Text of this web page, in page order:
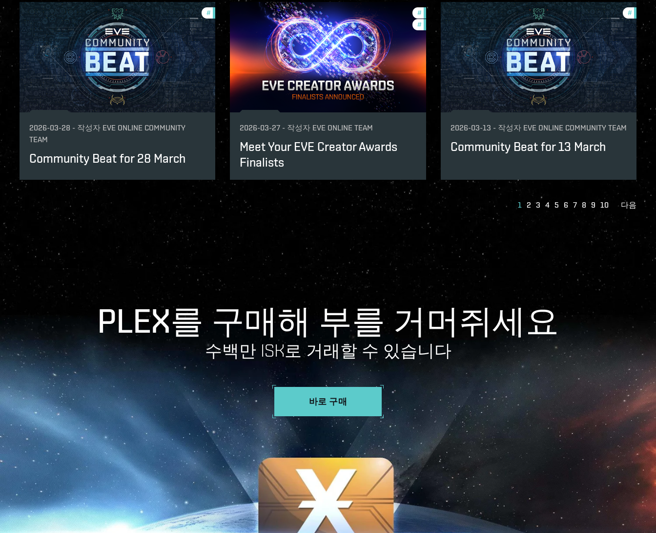
#
2026-03-28 - 작성자 EVE ONLINE COMMUNITY
TEAM
Community Beat for 28 March
#fanfest
#community
2026-03-27 - 작성자 EVE ONLINE TEAM
Meet Your EVE Creator Awards
Finalists
#
2026-03-13 - 작성자 EVE ONLINE COMMUNITY TEAM
Community Beat for 13 March
1 2 3 4 5 6 7 8 9 10 다음
PLEX를 구매해 부를 거머쥐세요
수백만 ISK로 거래할 수 있습니다
바로 구매